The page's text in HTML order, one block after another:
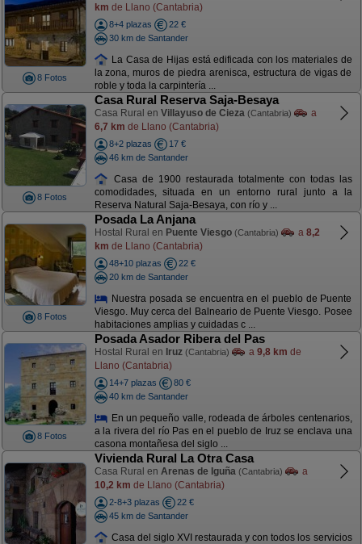
8 Fotos
km de Llano (Cantabria)
8+4 plazas
22 €
30 km de Santander
La Casa de Hijas está edificada con los materiales de
la zona, muros de piedra arenisca, estructura de vigas de
roble y toda la carpintería ...
8 Fotos
Casa Rural Reserva Saja-Besaya
Casa Rural en Villayuso de Cieza (Cantabria)
a
6,7 km de Llano (Cantabria)
8+2 plazas
17 €
46 km de Santander
Casa de 1900 restaurada totalmente con todas las
comodidades, situada en un entorno rural junto a la
Reserva Natural Saja-Besaya, con río y ...
8 Fotos
Posada La Anjana
Hostal Rural en Puente Viesgo (Cantabria) a 8,2
km de Llano (Cantabria)
48+10 plazas
22 €
20 km de Santander
Nuestra posada se encuentra en el pueblo de Puente
Viesgo. Muy cerca del Balneario de Puente Viesgo. Posee
habitaciones amplias y cuidadas c ...
8 Fotos
Posada Asador Ribera del Pas
Hostal Rural en Iruz (Cantabria) a 9,8 km de
Llano (Cantabria)
14+7 plazas
80 €
40 km de Santander
En un pequeño valle, rodeada de árboles centenarios,
a la rivera del río Pas en el pueblo de Iruz se enclava una
casona montañesa del siglo ...
Vivienda Rural La Otra Casa
Casa Rural en Arenas de Iguña (Cantabria)
a
10,2 km de Llano (Cantabria)
2-8+3 plazas
22 €
45 km de Santander
Casa del siglo XVI restaurada y con todos los servicios